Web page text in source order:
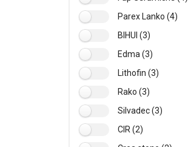
Parex Lanko (4)
BIHUI (3)
Edma (3)
Lithofin (3)
Rako (3)
Silvadec (3)
CIR (2)